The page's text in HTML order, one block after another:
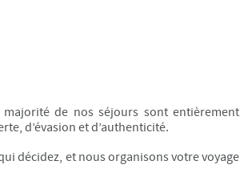
de nos séjours sont entièrement
d’évasion et d’authenticité.
décidez, et nous organisons votre voyage